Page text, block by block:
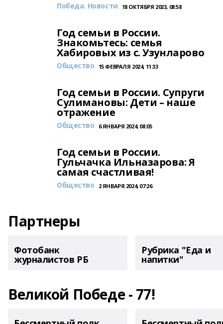
Победа. Новости 18 ОКТЯБРЯ 2023, 08:58
Год семьи в России.
Знакомьтесь: семья
Хабировых из с. Узунларово
Общество 15 ФЕВРАЛЯ 2024, 11:33
Год семьи в России. Супруги
Сулимановы: Дети – наше
отражение
Общество 6 ЯНВАРЯ 2024, 08:05
Год семьи в России.
Гульчачка Ильназарова: Я
самая счастливая!
Общество 2 ЯНВАРЯ 2024, 07:26
Партнеры
Фотобанк
журналистов РБ
Рубрика "Еда и
напитки"
Великой Победе - 77!